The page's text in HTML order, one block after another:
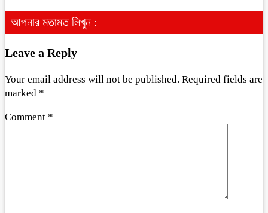
আপনার মতামত লিখুন :
Leave a Reply
Your email address will not be published. Required fields are
marked *
Comment *